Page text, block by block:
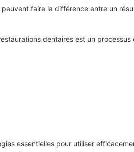
faire la différence entre un
dentaires est un
essentielles pour utiliser